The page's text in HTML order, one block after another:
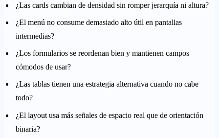
¿Las cards cambian de densidad sin romper jerarquía ni altura?
¿El menú no consume demasiado alto útil en pantallas
intermedias?
¿Los formularios se reordenan bien y mantienen campos
cómodos de usar?
¿Las tablas tienen una estrategia alternativa cuando no cabe
todo?
¿El layout usa más señales de espacio real que de orientación
binaria?